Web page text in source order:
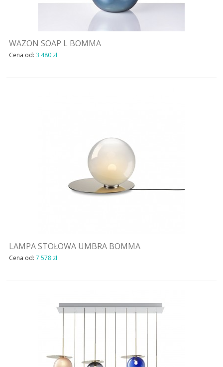
WAZON SOAP L BOMMA
Cena od: 3 480 zł
LAMPA STOŁOWA UMBRA BOMMA
Cena od: 7 578 zł